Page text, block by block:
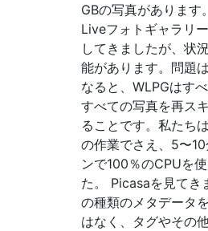
GBの写真がありま
Liveフォトギャラリ
してきましたが、状
能があります。問題
なると、WLPGはす
すべての写真を再ス
ることです。私たち
の作業でさえ、5〜
ンで100％のCPUを
た。 Picasaを見てき
の種類のメタデータ
はなく、タグやその